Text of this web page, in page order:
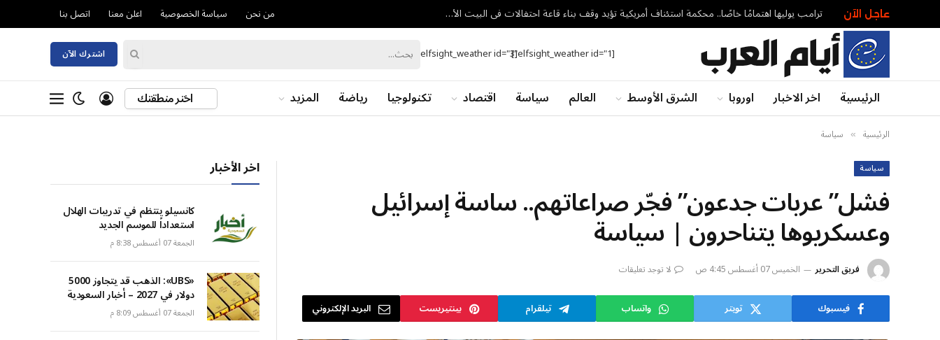
عاجل الآن ترامب يوليها اهتمامًا خاصًا.. محكمة استئناف أمريكية تؤيد وقف بناء قاعة احتفالات في البيت الأبيض من نحن سياسة الخصوصية اعلن معنا اتصل بنا
[elfsight_weather id="1"]
[elfsight_weather id="3"] اشترك الآن
الرئيسية اخر الاخبار اوروبا الشرق الأوسط العالم سياسة اقتصاد تكنولوجيا رياضة المزيد اختر منطقتك
الرئيسية » سياسة
سياسة
فشل” عربات جدعون” فجّر صراعاتهم.. ساسة إسرائيل
وعسكريوها يتناحرون | سياسة
فريق التحرير الخميس 07 أغسطس 4:45 ص لا توجد تعليقات
فيسبوك تويتر واتساب تيلقرام بينتيريست البريد الإلكتروني
اخر الأخبار
كانسيلو ينتظم في تدريبات الهلال
استعداداً للموسم الجديد
الجمعة 07 أغسطس 8:38 م
«UBS»: الذهب قد يتجاوز 5000
دولار في 2027 – أخبار السعودية
الجمعة 07 أغسطس 8:09 م